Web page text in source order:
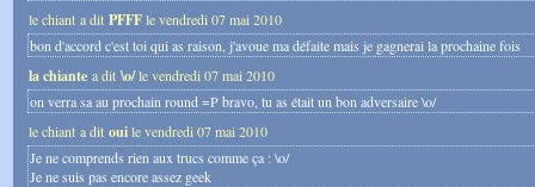
le chiant a dit PFFFle vendredi 07 mai 2010
bon d'accord c'est toi qui as raison, j'avoue ma défaite mais je gagnerai la prochaine fois
la chiante a dit \o/le vendredi 07 mai 2010
on verra sa au prochain round =P bravo, tu as était un bon adversaire \o/
le chiant a dit ouile vendredi 07 mai 2010
Je ne comprends rien aux trucs comme ça : \o/
Je ne suis pas encore assez geek